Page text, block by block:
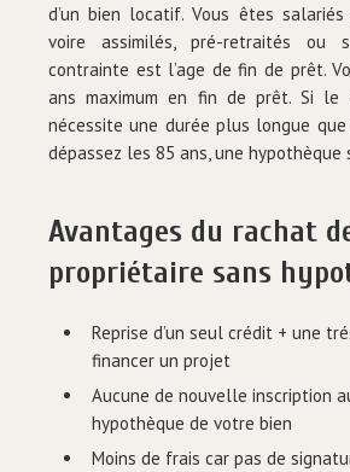
d’un bien locatif. Vous êtes
voire assimilés, pré-retraités ou
contrainte est l’age de fin de prêt.
ans maximum en fin de prêt. Si le
nécessite une durée plus longue
dépassez les 85 ans, une hypothèque
Avantages du rachat
propriétaire sans
Reprise d’un seul crédit + une
financer un projet
Aucune de nouvelle inscription
hypothèque de votre bien
Moins de frais car pas de